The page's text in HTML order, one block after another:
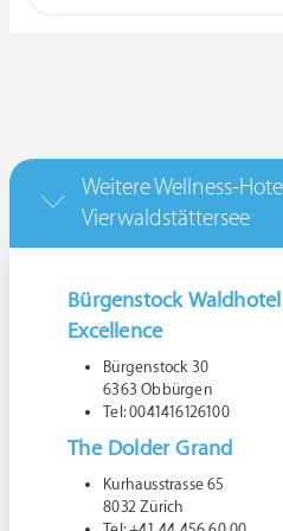
Weitere Wellness-
Vierwaldstättersee
Bürgenstock
Excellence
Bürgenstock 30
6363 Obbürgen
Tel: 0041416126100
The Dolder Grand
Kurhausstrasse 65
8032 Zürich